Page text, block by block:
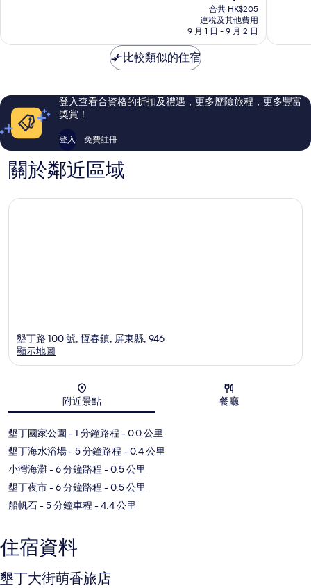
卓
評
價
評
售
HK$177
合共 HK$205
連稅及其他費用
9 月 1 日 - 9 月 2 日
優
評
價
比較類似的住宿
登入查看合資格的折扣及禮遇，更多歷險旅程，更多豐富
獎賞！
登入 免費註冊
關於鄰近區域
墾丁路 100 號, 恆春鎮, 屏東縣, 946
顯示地圖
附近景點 餐廳
墾丁國家公園 - 1 分鐘路程 - 0.0 公里
墾丁海水浴場- 5 分鐘路程 - 0.4 公里
小灣海灘- 6 分鐘路程 - 0.5 公里
墾丁夜市- 6 分鐘路程 - 0.5 公里
船帆石- 5 分鐘車程 - 4.4 公里
住宿資料
墾丁大街萌香旅店